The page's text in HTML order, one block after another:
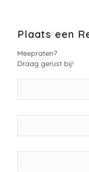
Plaats een
Meepraten?
Draag gerust bij!